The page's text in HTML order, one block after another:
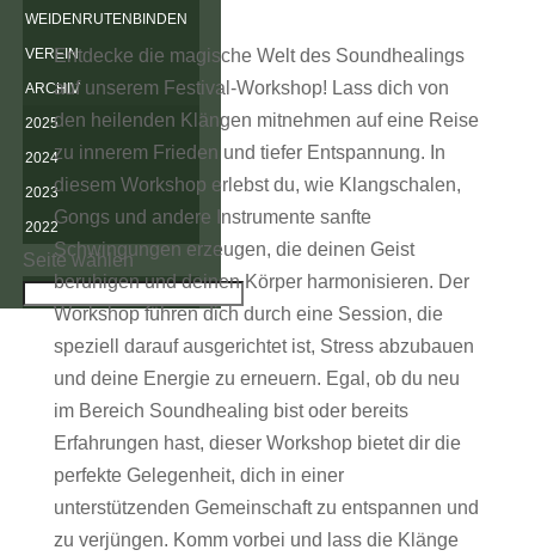
WEIDENRUTENBINDEN
VEREIN
ARCHIV
2025
2024
2023
2022
Seite wählen
Entdecke die magische Welt des Soundhealings
auf unserem Festival-Workshop! Lass dich von
den heilenden Klängen mitnehmen auf eine Reise
zu innerem Frieden und tiefer Entspannung. In
diesem Workshop erlebst du, wie Klangschalen,
Gongs und andere Instrumente sanfte
Schwingungen erzeugen, die deinen Geist
beruhigen und deinen Körper harmonisieren. Der
Workshop führen dich durch eine Session, die
speziell darauf ausgerichtet ist, Stress abzubauen
und deine Energie zu erneuern. Egal, ob du neu
im Bereich Soundhealing bist oder bereits
Erfahrungen hast, dieser Workshop bietet dir die
perfekte Gelegenheit, dich in einer
unterstützenden Gemeinschaft zu entspannen und
zu verjüngen. Komm vorbei und lass die Klänge